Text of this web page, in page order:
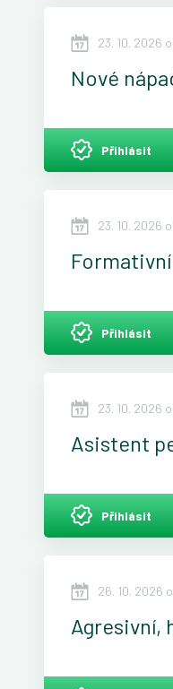
23. 10. 2026
Nové
Přihlásit
23. 10. 2026
Přihlásit
23. 10. 2026
Asistent
Přihlásit
26. 10. 2026
Agresivní,